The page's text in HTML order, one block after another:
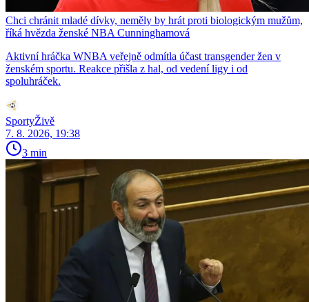
Chci chránit mladé dívky, neměly by hrát proti biologickým mužům,
říká hvězda ženské NBA Cunninghamová
Aktivní hráčka WNBA veřejně odmítla účast transgender žen v
ženském sportu. Reakce přišla z hal, od vedení ligy i od
spoluhráček.
SportyŽivě
7. 8. 2026, 19:38
3 min